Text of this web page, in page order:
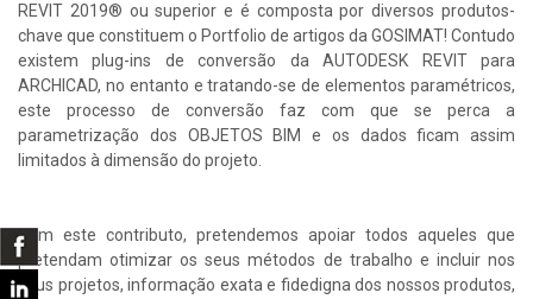
REVIT 2019® ou superior e é composta por diversos produtos-
chave que constituem o Portfolio de artigos da GOSIMAT! Contudo
existem plug-ins de conversão da AUTODESK REVIT para
ARCHICAD, no entanto e tratando-se de elementos paramétricos,
este processo de conversão faz com que se perca a
parametrização dos OBJETOS BIM e os dados ficam assim
limitados à dimensão do projeto.
Com este contributo, pretendemos apoiar todos aqueles que
pretendam otimizar os seus métodos de trabalho e incluir nos
seus projetos, informação exata e fidedigna dos nossos produtos,